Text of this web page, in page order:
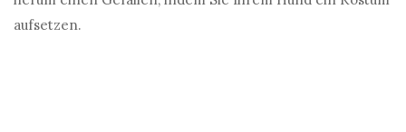
aufsetzen.